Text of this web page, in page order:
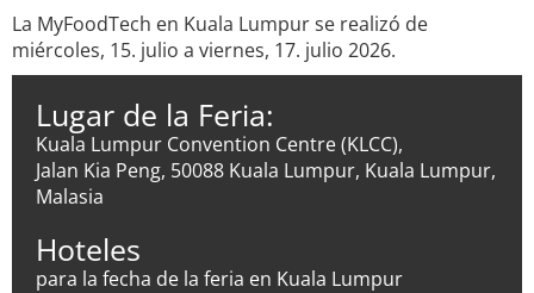
La MyFoodTech en Kuala Lumpur se realizó de
miércoles, 15. julio a viernes, 17. julio 2026.
Lugar de la Feria:
Kuala Lumpur Convention Centre (KLCC),
Jalan Kia Peng, 50088 Kuala Lumpur, Kuala Lumpur,
Malasia
Hoteles
para la fecha de la feria en Kuala Lumpur